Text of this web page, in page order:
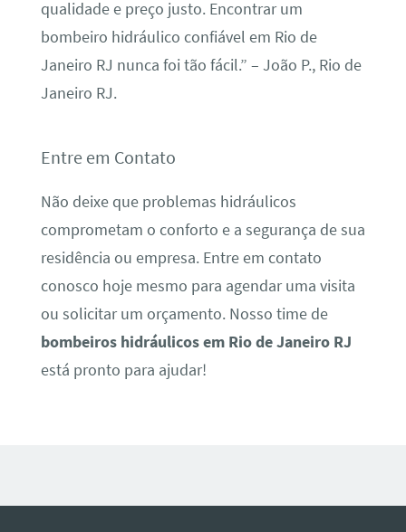
qualidade e preço justo. Encontrar um
bombeiro hidráulico confiável em Rio de
Janeiro RJ nunca foi tão fácil.” – João P., Rio de
Janeiro RJ.
Entre em Contato
Não deixe que problemas hidráulicos
comprometam o conforto e a segurança de sua
residência ou empresa. Entre em contato
conosco hoje mesmo para agendar uma visita
ou solicitar um orçamento. Nosso time de
bombeiros hidráulicos em Rio de Janeiro RJ
está pronto para ajudar!